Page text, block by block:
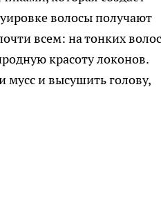
волосы получают
всем: на тонких
красоту локонов.
мусс и высушить голову,